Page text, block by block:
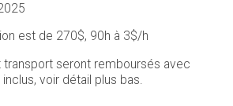
est de 270$, 90h à 3$/h
transport seront remboursés avec
voir détail plus bas.